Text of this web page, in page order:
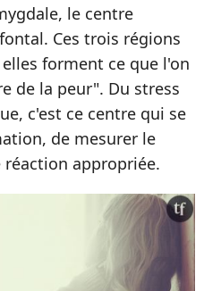
le centre
Ces trois régions
forment ce que l'on
de la peur". Du stress
c'est ce centre qui se
de mesurer le
appropriée.